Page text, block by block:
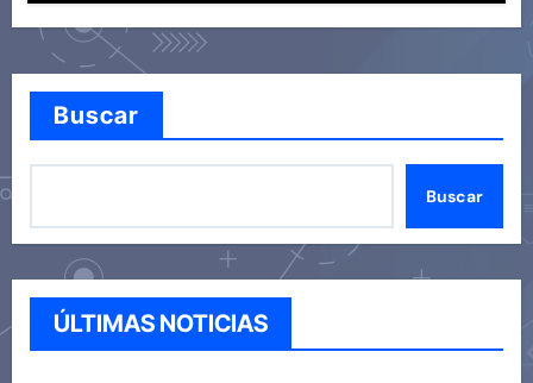
Buscar
Buscar
ÚLTIMAS NOTICIAS